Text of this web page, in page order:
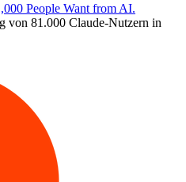
People Want from AI.
von 81.000 Claude-Nutzern in